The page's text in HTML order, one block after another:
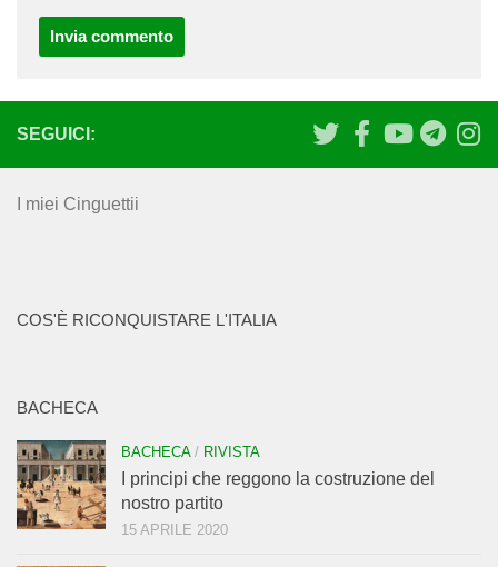
SEGUICI:
I miei Cinguettii
COS'È RICONQUISTARE L'ITALIA
BACHECA
BACHECA/ RIVISTA
I principi che reggono la costruzione del
nostro partito
15 APRILE 2020